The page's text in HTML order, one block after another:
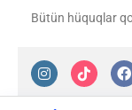
Bütün hüquqlar